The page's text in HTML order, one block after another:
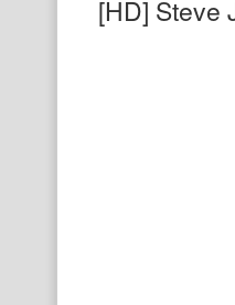
[HD] Steve